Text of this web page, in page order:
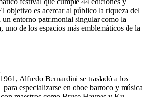
festival que cumple 44 ediciones y
objetivo es acercar al público la riqueza del
un entorno patrimonial singular como la
uno de los espacios más emblemáticos de la
Alfredo Bernardini se trasladó a los
para especializarse en oboe barroco y música